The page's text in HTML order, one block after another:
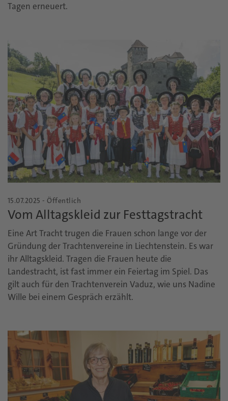
Tagen erneuert.
15.07.2025 - Öffentlich
Vom Alltagskleid zur Festtagstracht
Eine Art Tracht trugen die Frauen schon lange vor der
Gründung der Trachtenvereine in Liechtenstein. Es war
ihr Alltagskleid. Tragen die Frauen heute die
Landestracht, ist fast immer ein Feiertag im Spiel. Das
gilt auch für den Trachtenverein Vaduz, wie uns Nadine
Wille bei einem Gespräch erzählt.